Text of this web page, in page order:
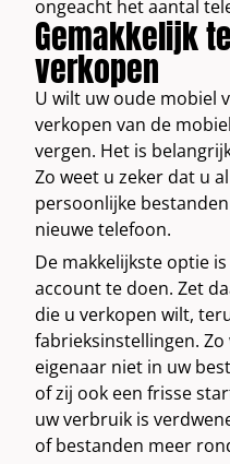
ongeacht het aantal
Gemakkelijk
verkopen
U wilt uw oude mobiel
verkopen van de
vergen. Het is
Zo weet u zeker dat u
persoonlijke
nieuwe telefoon.
De makkelijkste optie
account te doen. Zet
die u verkopen wilt,
fabrieksinstellingen.
eigenaar niet in uw
of zij ook een frisse
uw verbruik is
of bestanden meer